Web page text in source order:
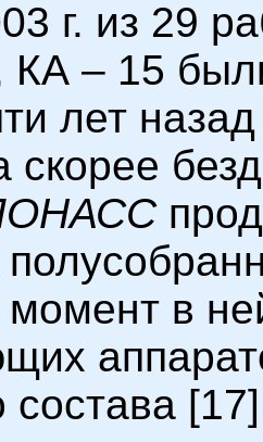
г. из 29
КА – 15
лет
скорее
в
состава